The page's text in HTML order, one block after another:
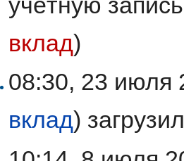
вклад)
08:30, 23 июля
вклад)